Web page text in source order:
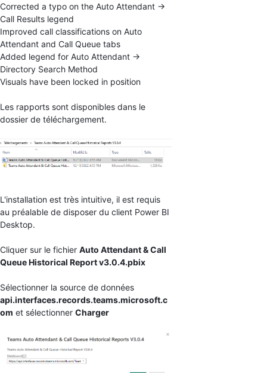
Corrected a typo on the Auto Attendant ->
Call Results legend
Improved call classifications on Auto
Attendant and Call Queue tabs
Added legend for Auto Attendant ->
Directory Search Method
Visuals have been locked in position
Les rapports sont disponibles dans le
dossier de téléchargement.
L'installation est très intuitive, il est requis
au préalable de disposer du client Power BI
Desktop.
Cliquer sur le fichier Auto Attendant & Call
Queue Historical Report v3.0.4.pbix
Sélectionner la source de données
api.interfaces.records.teams.microsoft.c
om et sélectionner Charger